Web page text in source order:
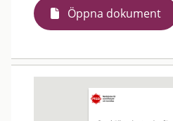
Öppna dokument